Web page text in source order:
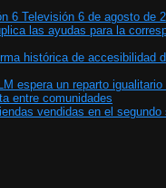
6 Televisión 6 de agosto de
las ayudas para la
histórica de accesibilidad
espera un reparto
entre comunidades
vendidas en el segundo